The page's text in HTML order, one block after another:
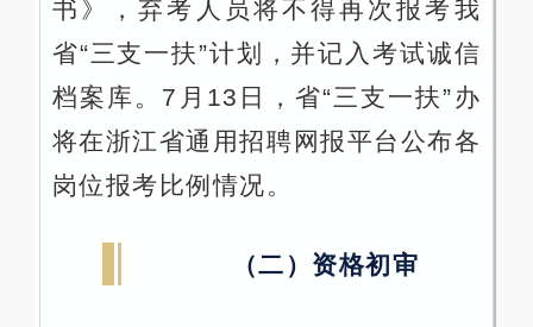
书》，弃考人员将不得再次报考我
省“三支一扶”计划，并记入考试诚信
档案库。7月13日，省“三支一扶”办
将在浙江省通用招聘网报平台公布各
岗位报考比例情况。
（二）资格初审